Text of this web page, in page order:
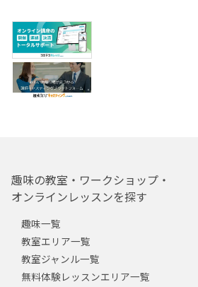
趣味の教室・ワークショップ・
オンラインレッスンを探す
趣味一覧
教室エリア一覧
教室ジャンル一覧
無料体験レッスンエリア一覧